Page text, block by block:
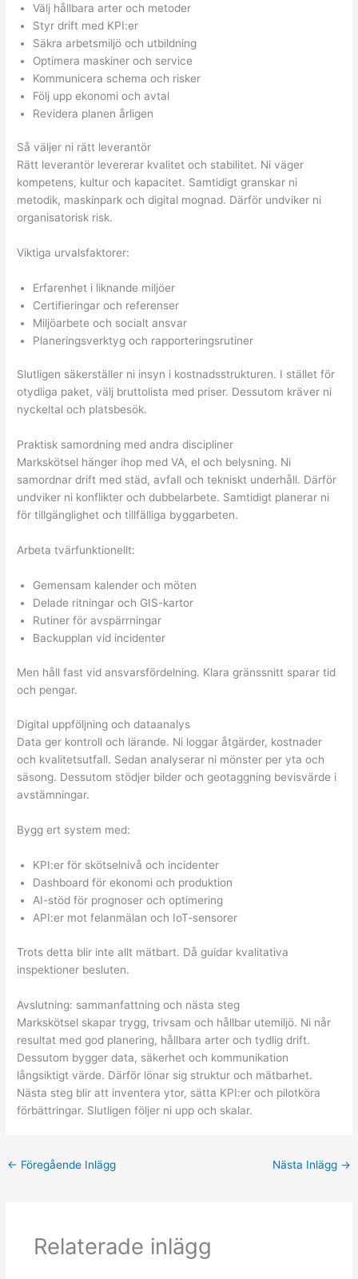
Välj hållbara arter och metoder
Styr drift med KPI:er
Säkra arbetsmiljö och utbildning
Optimera maskiner och service
Kommunicera schema och risker
Följ upp ekonomi och avtal
Revidera planen årligen
Så väljer ni rätt leverantör
Rätt leverantör levererar kvalitet och stabilitet. Ni väger
kompetens, kultur och kapacitet. Samtidigt granskar ni
metodik, maskinpark och digital mognad. Därför undviker ni
organisatorisk risk.
Viktiga urvalsfaktorer:
Erfarenhet i liknande miljöer
Certifieringar och referenser
Miljöarbete och socialt ansvar
Planeringsverktyg och rapporteringsrutiner
Slutligen säkerställer ni insyn i kostnadsstrukturen. I stället för
otydliga paket, välj bruttolista med priser. Dessutom kräver ni
nyckeltal och platsbesök.
Praktisk samordning med andra discipliner
Markskötsel hänger ihop med VA, el och belysning. Ni
samordnar drift med städ, avfall och tekniskt underhåll. Därför
undviker ni konflikter och dubbelarbete. Samtidigt planerar ni
för tillgänglighet och tillfälliga byggarbeten.
Arbeta tvärfunktionellt:
Gemensam kalender och möten
Delade ritningar och GIS-kartor
Rutiner för avspärrningar
Backupplan vid incidenter
Men håll fast vid ansvarsfördelning. Klara gränssnitt sparar tid
och pengar.
Digital uppföljning och dataanalys
Data ger kontroll och lärande. Ni loggar åtgärder, kostnader
och kvalitetsutfall. Sedan analyserar ni mönster per yta och
säsong. Dessutom stödjer bilder och geotaggning bevisvärde i
avstämningar.
Bygg ert system med:
KPI:er för skötselnivå och incidenter
Dashboard för ekonomi och produktion
AI-stöd för prognoser och optimering
API:er mot felanmälan och IoT-sensorer
Trots detta blir inte allt mätbart. Då guidar kvalitativa
inspektioner besluten.
Avslutning: sammanfattning och nästa steg
Markskötsel skapar trygg, trivsam och hållbar utemiljö. Ni når
resultat med god planering, hållbara arter och tydlig drift.
Dessutom bygger data, säkerhet och kommunikation
långsiktigt värde. Därför lönar sig struktur och mätbarhet.
Nästa steg blir att inventera ytor, sätta KPI:er och pilotköra
förbättringar. Slutligen följer ni upp och skalar.
← Föregående Inlägg Nästa Inlägg →
Relaterade inlägg